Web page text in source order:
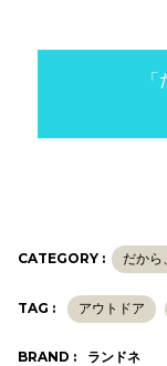
CATEGORY : だから
TAG : アウトドア
BRAND : ランドネ